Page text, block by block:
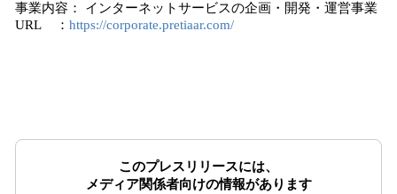
事業内容： インターネットサービスの企画・開発・運営事業
URL ： https://corporate.pretiaar.com/
このプレスリリースには、
メディア関係者向けの情報があります